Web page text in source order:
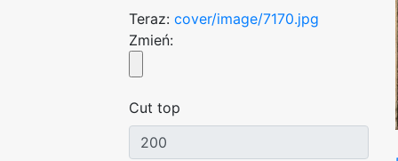
Teraz: cover/image/7170.jpg
Zmień:
Cut top